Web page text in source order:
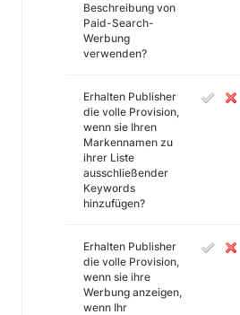
Beschreibung von
Paid-Search-
Werbung
verwenden?
Erhalten Publisher
die volle Provision,
wenn sie Ihren
Markennamen zu
ihrer Liste
ausschließender
Keywords
hinzufügen?
Erhalten Publisher
die volle Provision,
wenn sie ihre
Werbung anzeigen,
wenn Ihr